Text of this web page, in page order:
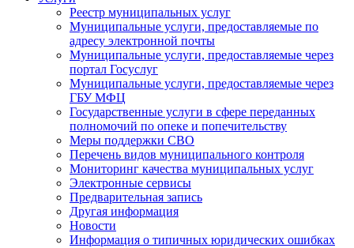
Реестр муниципальных услуг
Муниципальные услуги, предоставляемые по
адресу электронной почты
Муниципальные услуги, предоставляемые через
портал Госуслуг
Муниципальные услуги, предоставляемые через
ГБУ МФЦ
Государственные услуги в сфере переданных
полномочий по опеке и попечительству
Меры поддержки СВО
Перечень видов муниципального контроля
Мониторинг качества муниципальных услуг
Электронные сервисы
Предварительная запись
Другая информация
Новости
Информация о типичных юридических ошибках